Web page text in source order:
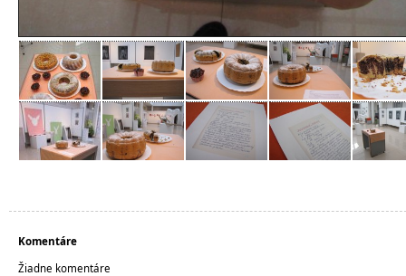
Komentáre
Žiadne komentáre